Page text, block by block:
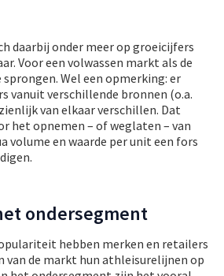
daarbij onder meer op groeicijfers
Voor een volwassen markt als de
Wel een opmerking: er
vanuit verschillende bronnen (o.a.
van elkaar verschillen. Dat
het opnemen – of weglaten – van
volume en waarde per unit een fors
ondersegment
hebben merken en retailers
van de markt hun athleisurelijnen op